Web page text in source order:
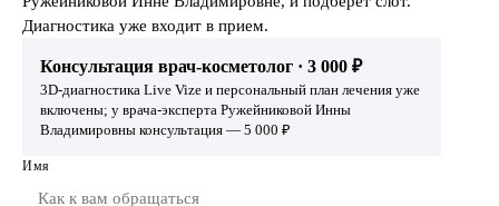
Диагностика уже входит в прием.
Консультация врач-косметолог · 3 000 ₽
3D-диагностика Live Vize и персональный план лечения уже
включены; у врача-эксперта Ружейниковой Инны
Владимировны консультация — 5 000 ₽
Имя